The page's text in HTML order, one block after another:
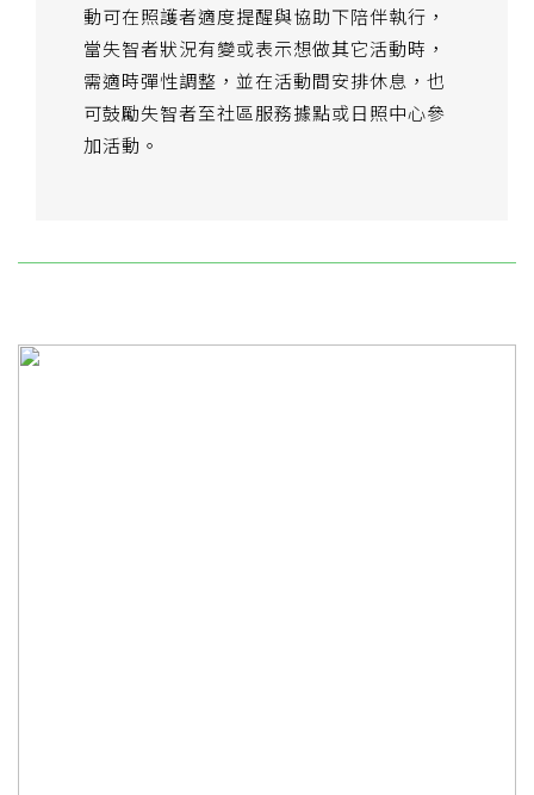
動可在照護者適度提醒與協助下陪伴執行，
當失智者狀況有變或表示想做其它活動時，
需適時彈性調整，並在活動間安排休息，也
可鼓勵失智者至社區服務據點或日照中心參
加活動。